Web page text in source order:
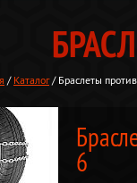
/ Каталог/ Браслеты
6